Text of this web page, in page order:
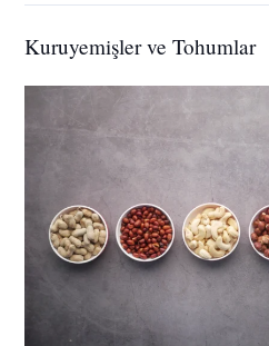
Kuruyemişler ve Tohumlar